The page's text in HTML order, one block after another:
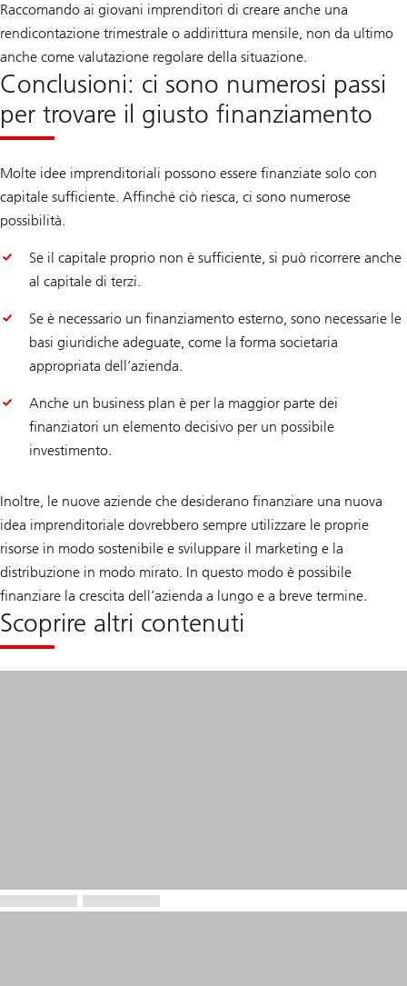
Raccomando ai giovani imprenditori di creare anche una
rendicontazione trimestrale o addirittura mensile, non da ultimo
anche come valutazione regolare della situazione.
Conclusioni: ci sono numerosi passi
per trovare il giusto finanziamento
Molte idee imprenditoriali possono essere finanziate solo con
capitale sufficiente. Affinché ciò riesca, ci sono numerose
possibilità.
Se il capitale proprio non è sufficiente, si può ricorrere anche
al capitale di terzi.
Se è necessario un finanziamento esterno, sono necessarie le
basi giuridiche adeguate, come la forma societaria
appropriata dell’azienda.
Anche un business plan è per la maggior parte dei
finanziatori un elemento decisivo per un possibile
investimento.
Inoltre, le nuove aziende che desiderano finanziare una nuova
idea imprenditoriale dovrebbero sempre utilizzare le proprie
risorse in modo sostenibile e sviluppare il marketing e la
distribuzione in modo mirato. In questo modo è possibile
finanziare la crescita dell’azienda a lungo e a breve termine.
Scoprire altri contenuti